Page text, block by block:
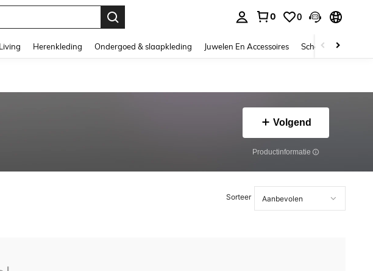
0 0
Herenkleding Ondergoed & slaapkleding Juwelen En Accessoires Schoonheid &
Volgend
Productinformatie
Sorteer